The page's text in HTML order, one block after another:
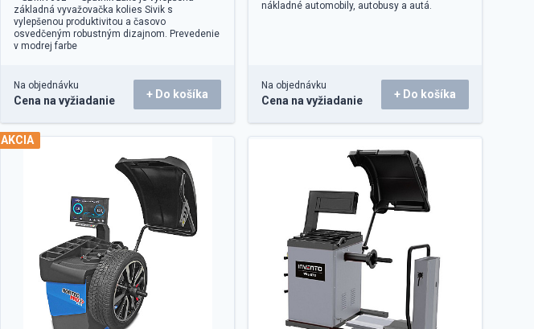
základná vyvažovačka kolies Sivik s
vylepšenou produktivitou a časovo
osvedčeným robustným dizajnom. Prevedenie
v modrej farbe
Na objednávku
Cena na vyžiadanie + Do košíka
nákladné automobily, autobusy a autá.
Na objednávku
Cena na vyžiadanie + Do košíka
AKCIA